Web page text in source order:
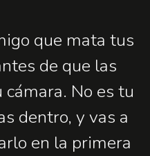
que mata tus
de que las
cámara. No es tu
dentro, y vas a
en la primera